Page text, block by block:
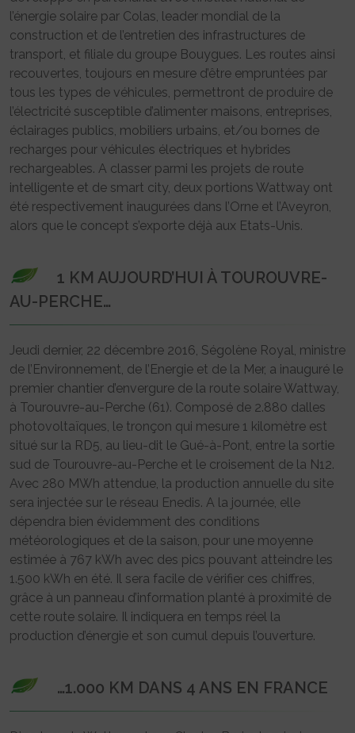
l’énergie solaire par Colas, leader mondial de la
construction et de l’entretien des infrastructures de
transport, et filiale du groupe Bouygues. Les routes ainsi
recouvertes, toujours en mesure d’être empruntées par
tous les types de véhicules, permettront de produire de
l’électricité susceptible d’alimenter maisons, entreprises,
éclairages publics, mobiliers urbains, et/ou bornes de
recharges pour véhicules électriques et hybrides
rechargeables. A classer parmi les projets de route
intelligente et de smart city, deux portions Wattway ont
été respectivement inaugurées dans l’Orne et l’Aveyron,
alors que le concept s’exporte déjà aux Etats-Unis.
1 KM AUJOURD’HUI À TOUROUVRE-
AU-PERCHE…
Jeudi dernier, 22 décembre 2016, Ségolène Royal, ministre
de l’Environnement, de l’Energie et de la Mer, a inauguré le
premier chantier d’envergure de la route solaire Wattway,
à Tourouvre-au-Perche (61). Composé de 2.880 dalles
photovoltaïques, le tronçon qui mesure 1 kilomètre est
situé sur la RD5, au lieu-dit le Gué-à-Pont, entre la sortie
sud de Tourouvre-au-Perche et le croisement de la N12.
Avec 280 MWh attendue, la production annuelle du site
sera injectée sur le réseau Enedis. A la journée, elle
dépendra bien évidemment des conditions
météorologiques et de la saison, pour une moyenne
estimée à 767 kWh avec des pics pouvant atteindre les
1.500 kWh en été. Il sera facile de vérifier ces chiffres,
grâce à un panneau d’information planté à proximité de
cette route solaire. Il indiquera en temps réel la
production d’énergie et son cumul depuis l’ouverture.
…1.000 KM DANS 4 ANS EN FRANCE